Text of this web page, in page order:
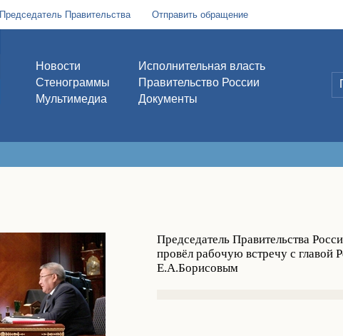
Председатель Правительства Отправить обращение
Новости
Стенограммы
Мультимедиа
Исполнительная власть
Правительство России
Документы
Председатель Правительства
провёл рабочую встречу с главой
Е.А.Борисовым